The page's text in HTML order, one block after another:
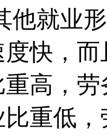
他就业
快，
高，
重低